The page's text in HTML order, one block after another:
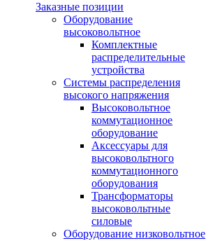
Заказные позиции
Оборудование
высоковольтное
Комплектные
распределительные
устройства
Системы распределения
высокого напряжения
Высоковольтное
коммутационное
оборудование
Аксессуары для
высоковольтного
коммутационного
оборудования
Трансформаторы
высоковольтные
силовые
Оборудование низковольтное